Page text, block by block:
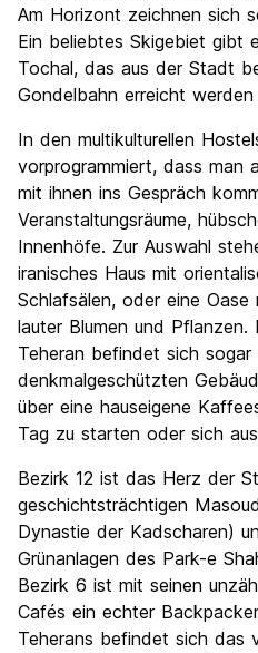
Am Horizont zeichnen sich
Ein beliebtes Skigebiet gibt
Tochal, das aus der Stadt
Gondelbahn erreicht werden
In den multikulturellen
vorprogrammiert, dass man
mit ihnen ins Gespräch
Veranstaltungsräume,
Innenhöfe. Zur Auswahl
iranisches Haus mit
Schlafsälen, oder eine
lauter Blumen und
Teheran befindet sich sogar
denkmalgeschützten
über eine hauseigene
Tag zu starten oder sich
Bezirk 12 ist das Herz der
geschichtsträchtigen
Dynastie der Kadscharen)
Grünanlagen des Park-e
Bezirk 6 ist mit seinen
Cafés ein echter
Teherans befindet sich das